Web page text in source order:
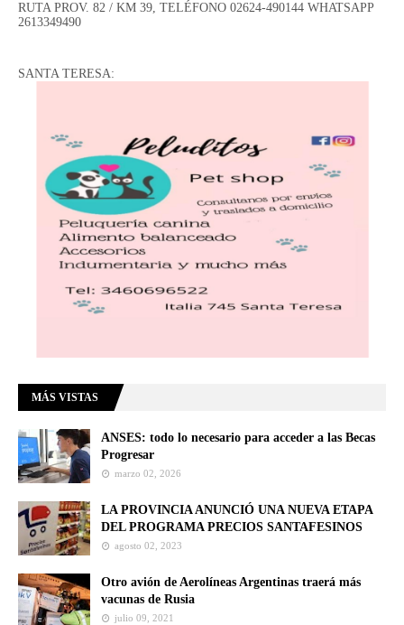
RUTA PROV. 82 / KM 39, TELÉFONO 02624-490144 WHATSAPP
2613349490
SANTA TERESA:
MÁS VISTAS
ANSES: todo lo necesario para acceder a las Becas
Progresar
marzo 02, 2026
LA PROVINCIA ANUNCIÓ UNA NUEVA ETAPA
DEL PROGRAMA PRECIOS SANTAFESINOS
agosto 02, 2023
Otro avión de Aerolíneas Argentinas traerá más
vacunas de Rusia
julio 09, 2021